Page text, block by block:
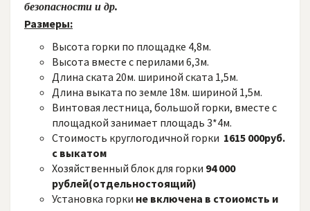
безопасности и др.
Размеры:
Высота горки по площадке 4,8м.
Высота вместе с перилами 6,3м.
Длина ската 20м. шириной ската 1,5м.
Длина выката по земле 18м. шириной 1,5м.
Винтовая лестница, большой горки, вместе с
площадкой занимает площадь 3*4м.
Стоимость круглогодичной горки 1615 000руб.
с выкатом
Хозяйственный блок для горки 94 000
рублей(отдельностоящий)
Установка горки не включена в стоиомсть и